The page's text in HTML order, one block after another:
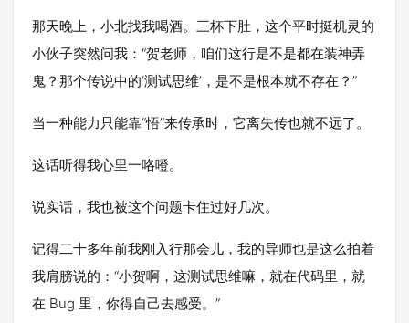
那天晚上，小北找我喝酒。三杯下肚，这个平时挺机灵的
小伙子突然问我：“贺老师，咱们这行是不是都在装神弄
鬼？那个传说中的‘测试思维’，是不是根本就不存在？”
当一种能力只能靠“悟”来传承时，它离失传也就不远了。
这话听得我心里一咯噔。
说实话，我也被这个问题卡住过好几次。
记得二十多年前我刚入行那会儿，我的导师也是这么拍着
我肩膀说的：“小贺啊，这测试思维嘛，就在代码里，就
在 Bug 里，你得自己去感受。”